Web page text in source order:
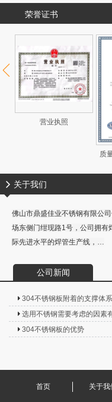
荣誉证书
营业执照
质
关于我们
佛山市鼎盛佳业不锈钢有限公
场东侧门绀现路1号，公司拥有
际先进水平的焊管生产线，…
公司新闻
304不锈钢板附着的支撑体
选用不锈钢需要考虑的因素
304不锈钢板的优势
首页 关于我